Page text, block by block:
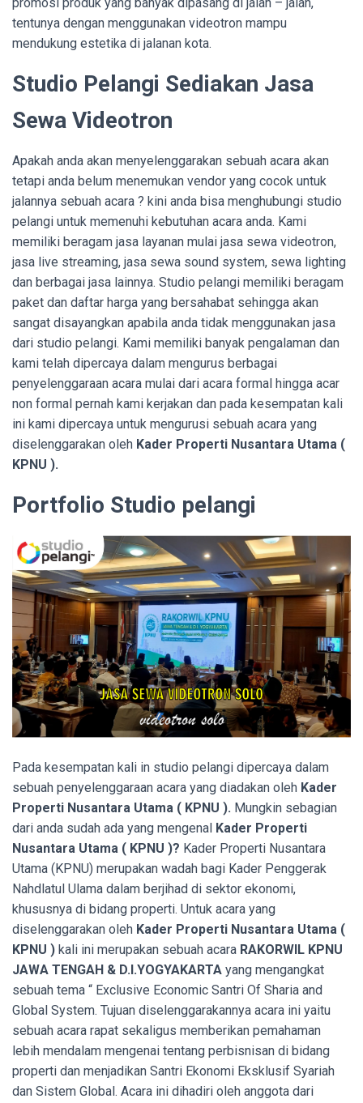
tentunya dengan menggunakan videotron mampu
mendukung estetika di jalanan kota.
Studio Pelangi Sediakan Jasa
Sewa Videotron
Apakah anda akan menyelenggarakan sebuah acara akan
tetapi anda belum menemukan vendor yang cocok untuk
jalannya sebuah acara ? kini anda bisa menghubungi studio
pelangi untuk memenuhi kebutuhan acara anda. Kami
memiliki beragam jasa layanan mulai jasa sewa videotron,
jasa live streaming, jasa sewa sound system, sewa lighting
dan berbagai jasa lainnya. Studio pelangi memiliki beragam
paket dan daftar harga yang bersahabat sehingga akan
sangat disayangkan apabila anda tidak menggunakan jasa
dari studio pelangi. Kami memiliki banyak pengalaman dan
kami telah dipercaya dalam mengurus berbagai
penyelenggaraan acara mulai dari acara formal hingga acar
non formal pernah kami kerjakan dan pada kesempatan kali
ini kami dipercaya untuk mengurusi sebuah acara yang
diselenggarakan oleh Kader Properti Nusantara Utama (
KPNU ).
Portfolio Studio pelangi
Pada kesempatan kali in studio pelangi dipercaya dalam
sebuah penyelenggaraan acara yang diadakan oleh Kader
Properti Nusantara Utama ( KPNU ). Mungkin sebagian
dari anda sudah ada yang mengenal Kader Properti
Nusantara Utama ( KPNU )? Kader Properti Nusantara
Utama (KPNU) merupakan wadah bagi Kader Penggerak
Nahdlatul Ulama dalam berjihad di sektor ekonomi,
khususnya di bidang properti. Untuk acara yang
diselenggarakan oleh Kader Properti Nusantara Utama (
KPNU ) kali ini merupakan sebuah acara RAKORWIL KPNU
JAWA TENGAH & D.I.YOGYAKARTA yang mengangkat
sebuah tema “ Exclusive Economic Santri Of Sharia and
Global System. Tujuan diselenggarakannya acara ini yaitu
sebuah acara rapat sekaligus memberikan pemahaman
lebih mendalam mengenai tentang perbisnisan di bidang
properti dan menjadikan Santri Ekonomi Eksklusif Syariah
dan Sistem Global. Acara ini dihadiri oleh anggota dari